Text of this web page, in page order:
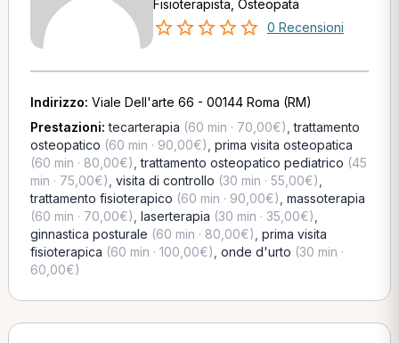
Fisioterapista, Osteopata
0 Recensioni
Indirizzo: Viale Dell'arte 66 - 00144 Roma (RM)
Prestazioni:tecarterapia (60 min · 70,00€) ,trattamento
osteopatico (60 min · 90,00€) prima visita osteopatica
(60 min · 80,00€) ,trattamento osteopatico pediatrico (45
min · 75,00€) visita di controllo (30 min · 55,00€)
trattamento fisioterapico (60 min · 90,00€) massoterapia
(60 min · 70,00€) laserterapia (30 min · 35,00€)
ginnastica posturale (60 min · 80,00€) prima visita
fisioterapica (60 min · 100,00€) onde d'urto (30 min ·
60,00€)